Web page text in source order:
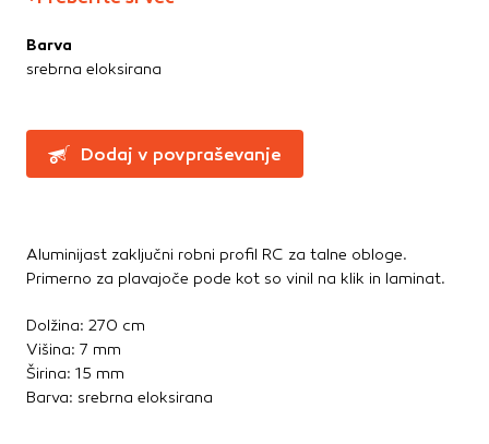
Umivalniki
Dodatki in pribor
Laminati
Barva
srebrna eloksirana
Dodaj v povpraševanje
Aluminijast zaključni robni profil RC za talne obloge.
Primerno za plavajoče pode kot so vinil na klik in laminat.
Dolžina: 270 cm
Višina: 7 mm
Širina: 15 mm
Barva: srebrna eloksirana
Te piškotke nastavijo naši oglaševalski partnerji.
izdelavo profila vaših interesov, ki ga nato uporabijo za
prikazovanje ustreznih oglasov na drugih spletnih mestih.
brskalnika in naprave. Če zavrnete uporabo teh piškotkov,
ne boste deležni našega ciljnega spletnega oglaševanja.
DOVOLI VSE